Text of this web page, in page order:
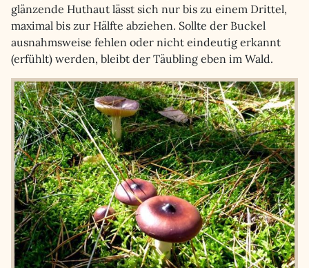
glänzende Huthaut lässt sich nur bis zu einem Drittel,
maximal bis zur Hälfte abziehen. Sollte der Buckel
ausnahmsweise fehlen oder nicht eindeutig erkannt
(erfühlt) werden, bleibt der Täubling eben im Wald.